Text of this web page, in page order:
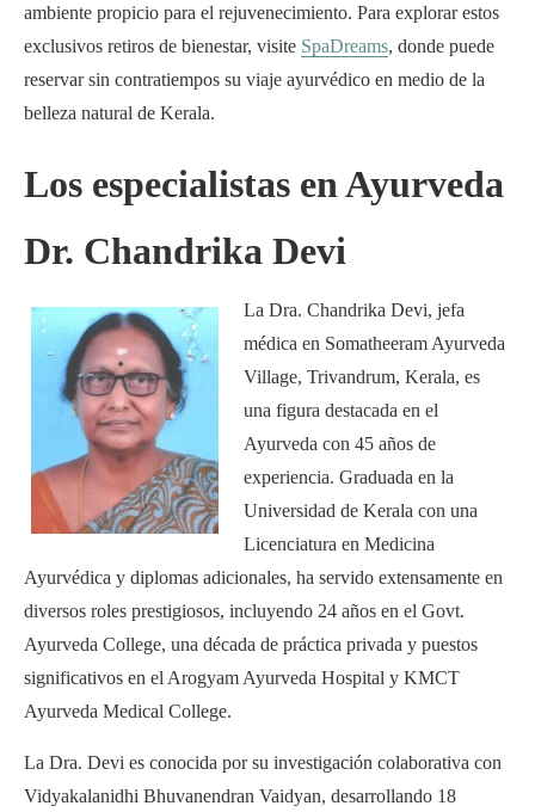
ambiente propicio para el rejuvenecimiento. Para explorar estos
exclusivos retiros de bienestar, visite SpaDreams, donde puede
reservar sin contratiempos su viaje ayurvédico en medio de la
belleza natural de Kerala.
Los especialistas en Ayurveda
Dr. Chandrika Devi
La Dra. Chandrika Devi, jefa
médica en Somatheeram Ayurveda
Village, Trivandrum, Kerala, es
una figura destacada en el
Ayurveda con 45 años de
experiencia. Graduada en la
Universidad de Kerala con una
Licenciatura en Medicina
Ayurvédica y diplomas adicionales, ha servido extensamente en
diversos roles prestigiosos, incluyendo 24 años en el Govt.
Ayurveda College, una década de práctica privada y puestos
significativos en el Arogyam Ayurveda Hospital y KMCT
Ayurveda Medical College.
La Dra. Devi es conocida por su investigación colaborativa con
Vidyakalanidhi Bhuvanendran Vaidyan, desarrollando 18